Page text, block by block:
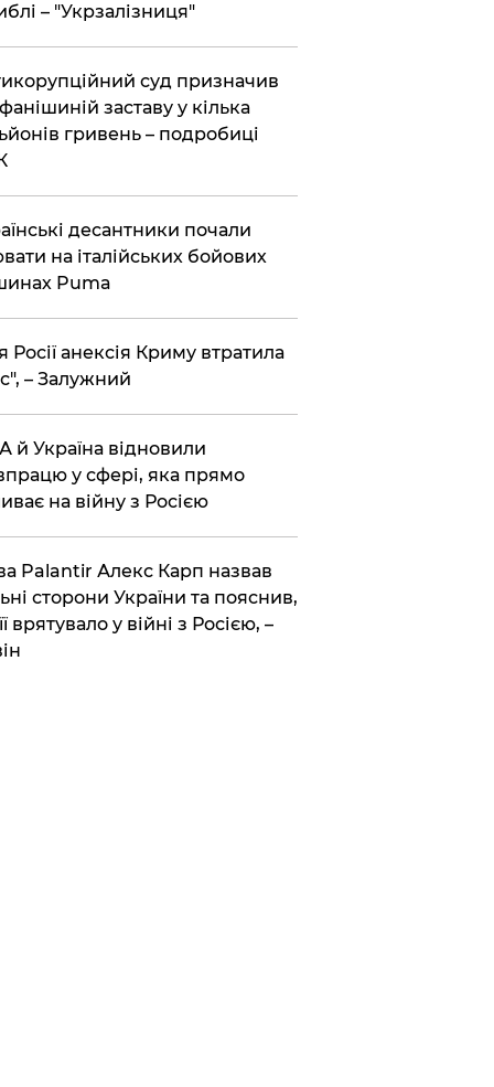
– "Укрзалізниця"
суд призначив
заставу у кілька
гривень – подробиці
десантники почали
на італійських бойових
Puma
Росії анексія Криму втратила
– Залужний
й Україна відновили
у сфері, яка прямо
на війну з Росією
Palantir Алекс Карп назвав
сторони України та пояснив,
врятувало у війні з Росією, –